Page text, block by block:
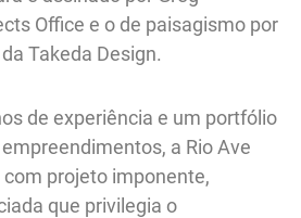
Office e o de paisagismo por
Takeda Design.
de experiência e um portfólio
a Rio Ave
projeto imponente,
que privilegia o